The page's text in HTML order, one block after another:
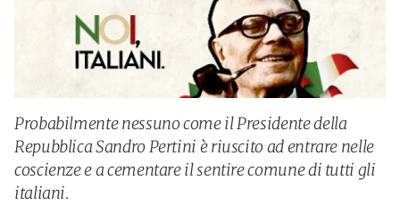
Probabilmente nessuno come il Presidente della
Repubblica Sandro Pertini è riuscito ad entrare nelle
coscienze e a cementare il sentire comune di tutti gli
italiani.